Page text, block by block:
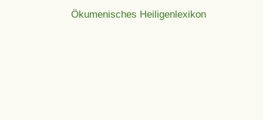
Ökumenisches Heiligenlexikon